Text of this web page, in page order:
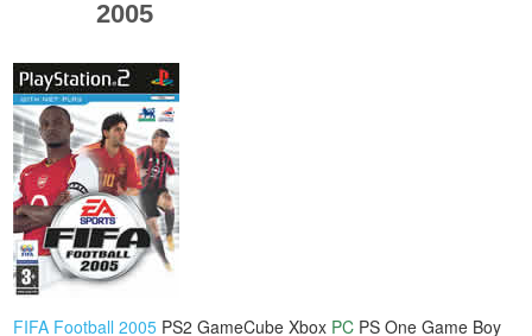
2005
FIFA Football 2005 PS2 GameCube Xbox PC PS One Game Boy